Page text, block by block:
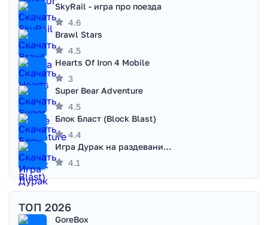
SkyRail - игра про поезда
4.6
Brawl Stars
4.5
Hearts Of Iron 4 Mobile
3
Super Bear Adventure
4.5
Блок Бласт (Block Blast)
4.4
Игра Дурак на раздевание - Правила игры
4.1
ТОП 2026
GoreBox